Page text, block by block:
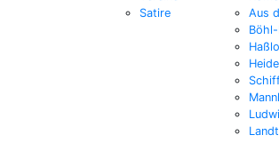
Satire
Aus